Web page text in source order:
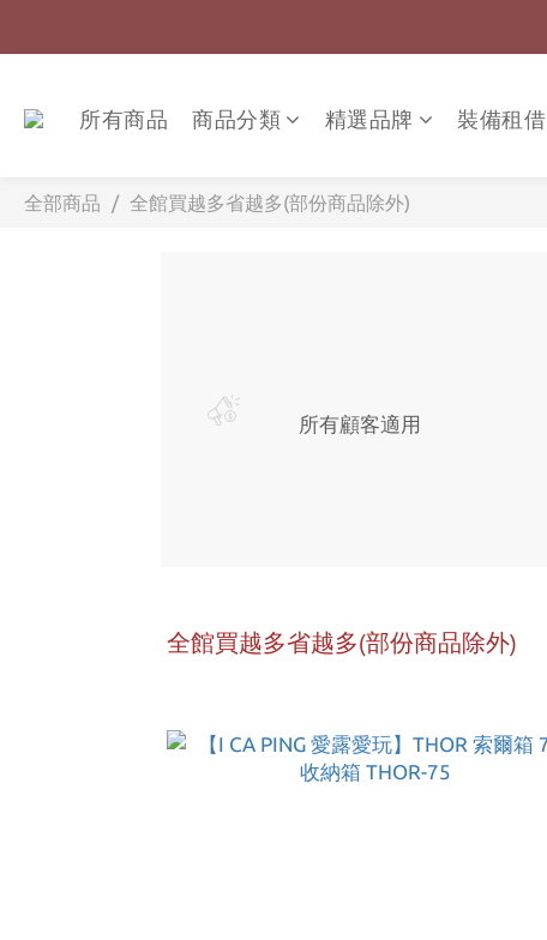
所有商品 商品分類 精選品牌 裝備租借
全部商品 全館買越多省越多(部份商品除外)
所有顧客適用
全館買越多省越多(部份商品除外)